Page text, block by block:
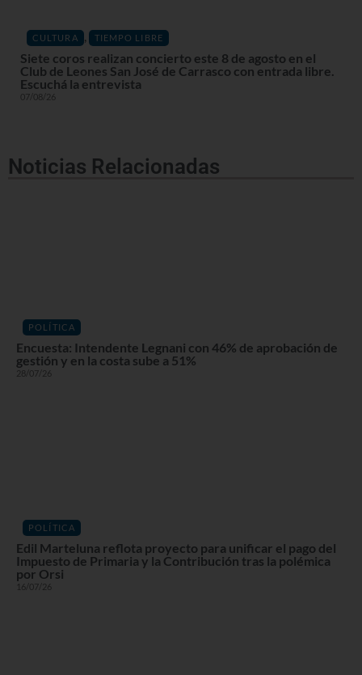
CULTURA , TIEMPO LIBRE
Siete coros realizan concierto este 8 de agosto en el
Club de Leones San José de Carrasco con entrada libre.
Escuchá la entrevista
07/08/26
Noticias Relacionadas
POLÍTICA
Encuesta: Intendente Legnani con 46% de aprobación de
gestión y en la costa sube a 51%
28/07/26
POLÍTICA
Edil Marteluna reflota proyecto para unificar el pago del
Impuesto de Primaria y la Contribución tras la polémica
por Orsi
16/07/26